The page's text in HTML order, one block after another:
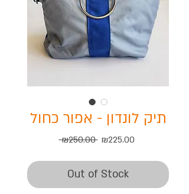
תיק לונדון - אפור כחול
₪250.00 Regular
₪225.00Sale
Out of Stock